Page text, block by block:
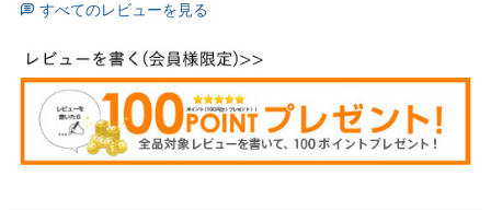
すべてのレビューを見る